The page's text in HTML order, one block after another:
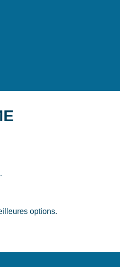
options.